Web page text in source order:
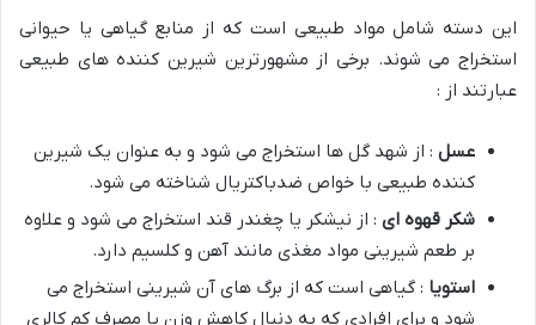
این دسته شامل مواد طبیعی است که از منابع گیاهی یا حیوانی
استخراج می شوند. برخی از مشهورترین شیرین کننده های طبیعی
عبارتند از :
عسل : از شهد گل ها استخراج می شود و به عنوان یک شیرین
کننده طبیعی با خواص ضدباکتریال شناخته می شود.
شکر قهوه ای : از نیشکر یا چغندر قند استخراج می شود و علاوه
بر طعم شیرینی مواد مغذی مانند آهن و کلسیم دارد.
استویا : گیاهی است که از برگ های آن شیرینی استخراج می
شود و برای افرادی که به دنبال کاهش وزن یا مصرف کم کالری